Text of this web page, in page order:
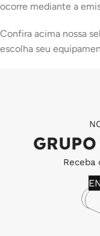
ocorre mediante a
Confira acima nossa
escolha seu
Receba